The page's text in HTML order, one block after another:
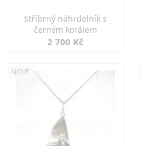
Stříbrný náhrdelník s
černým korálem
2 700 Kč
NOVÉ